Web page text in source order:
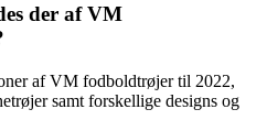
der af VM
af VM fodboldtrøjer til 2022,
samt forskellige designs og